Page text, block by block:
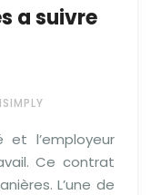
a suivre
et l’employeur
Ce contrat
L’une de